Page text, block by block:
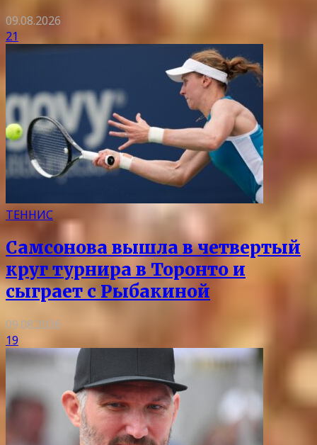
09.08.2026
21
ТЕННИС
Самсонова вышла в четвертый
круг турнира в Торонто и
сыграет с Рыбакиной
09.08.2026
19